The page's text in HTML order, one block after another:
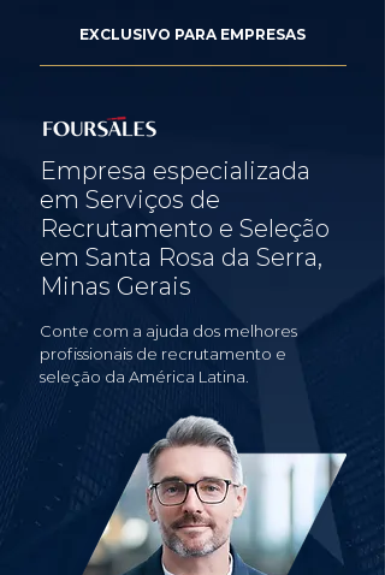
EXCLUSIVO PARA EMPRESAS
Empresa especializada
em Serviços de
Recrutamento e Seleção
em Santa Rosa da Serra,
Minas Gerais
Conte com a ajuda dos melhores
profissionais de recrutamento e
seleção da América Latina.